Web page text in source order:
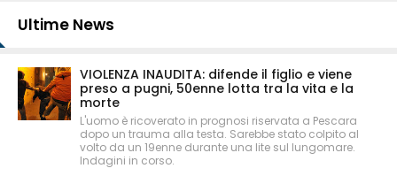
Ultime News
VIOLENZA INAUDITA: difende il figlio e viene
preso a pugni, 50enne lotta tra la vita e la
morte
L'uomo è ricoverato in prognosi riservata a Pescara
dopo un trauma alla testa. Sarebbe stato colpito al
volto da un 19enne durante una lite sul lungomare.
Indagini in corso.